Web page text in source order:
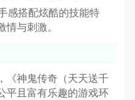
感搭配炫酷的技能特
与刺激。
《神鬼传奇（天天送千
平且富有乐趣的游戏环